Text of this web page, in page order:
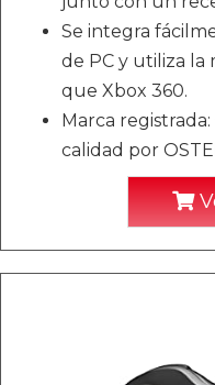
Se integra
de PC y utiliza
que Xbox 360.
Marca
calidad por